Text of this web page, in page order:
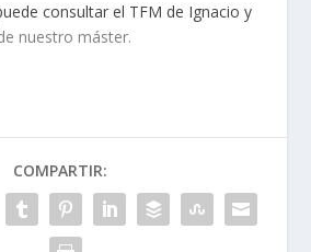
consultar el TFM de Ignacio y
nuestro máster.
COMPARTIR: